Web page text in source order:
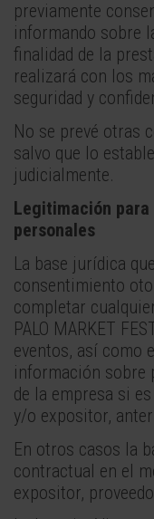
previamente
informando sobre
finalidad de la
realizará con los
seguridad y
No se prevé otras
salvo que lo
judicialmente.
Legitimación
personales
La base jurídica
consentimiento
completar
PALO MARKET
eventos, así como
información sobre
de la empresa si
y/o expositor,
En otros casos la
contractual en el
expositor,